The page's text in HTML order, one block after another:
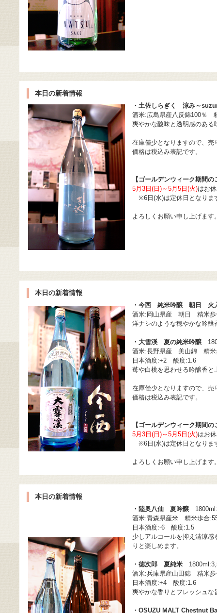
本日の新着情報
・土佐しらぎく 涼み～
酒米:広島県産八反錦100％
爽やかな酸味と透明感のあ
在庫僅少となりますので、
価格は税込み表記です。
【ゴールデンウィーク期間の
5月3日(日)～5月5日(火)はお
※6日(水)は定休日となり
よろしくお願い申し上げます
本日の新着情報
・今西 純米吟醸 朝日 火
酒米:岡山県産 朝日 精米歩
洋ナシのような穏やかな吟
・大雪渓 夏の純米吟醸
酒米:長野県産 美山錦 精米
日本酒度:+2 酸度:1.6
苺や白桃を思わせる吟醸香
在庫僅少となりますので、
価格は税込み表記です。
【ゴールデンウィーク期間の
5月3日(日)～5月5日(火)はお
※6日(水)は定休日となり
よろしくお願い申し上げます
本日の新着情報
・陸奥八仙 夏吟醸
酒米:青森県産米 精米歩合
日本酒度:-6 酸度:1.5
少しアルコールを抑え清涼
りと楽しめます。
・徳次郎 夏純米
酒米:兵庫県産山田錦 精米歩
日本酒度:+4 酸度:1.6
爽やかな香りとフレッシュ
・OSUZU MALT Chestnut